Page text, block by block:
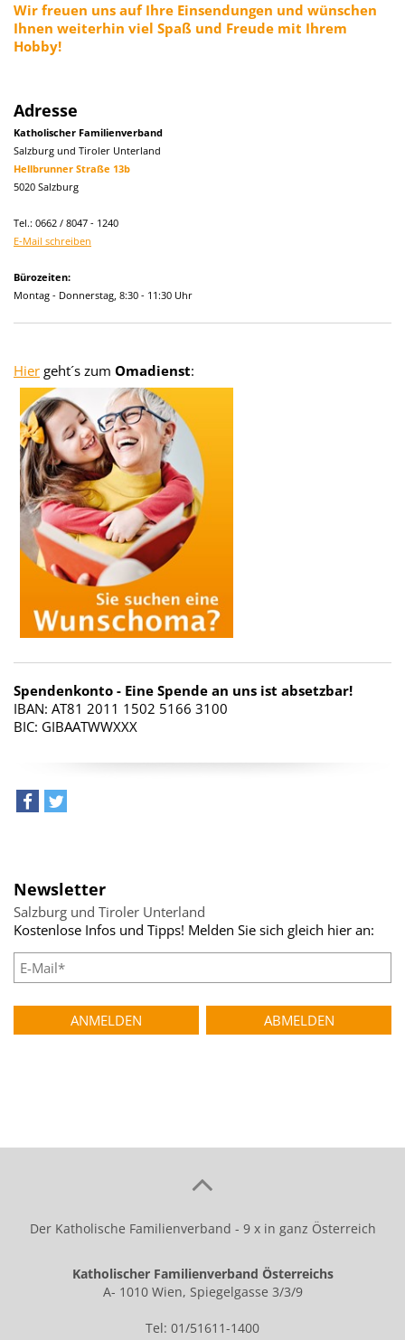
Wir freuen uns auf Ihre Einsendungen und wünschen
Ihnen weiterhin viel Spaß und Freude mit Ihrem
Hobby!
Adresse
Katholischer Familienverband
Salzburg und Tiroler Unterland
Hellbrunner Straße 13b
5020 Salzburg
Tel.: 0662 / 8047 - 1240
E-Mail schreiben
Bürozeiten:
Montag - Donnerstag, 8:30 - 11:30 Uhr
Hier geht´s zum Omadienst:
Spendenkonto - Eine Spende an uns ist absetzbar!
IBAN: AT81 2011 1502 5166 3100
BIC: GIBAATWWXXX
Newsletter
Salzburg und Tiroler Unterland
Kostenlose Infos und Tipps! Melden Sie sich gleich hier an:
Der Katholische Familienverband - 9 x in ganz Österreich
Katholischer Familienverband Österreichs
A- 1010 Wien, Spiegelgasse 3/3/9
Tel: 01/51611-1400